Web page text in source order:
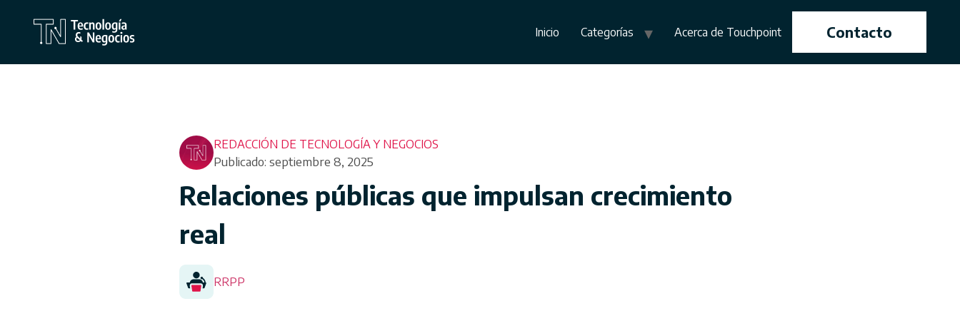
Inicio Categorías Acerca de Touchpoint Contacto
REDACCIÓN DE TECNOLOGÍA Y NEGOCIOS
Publicado: septiembre 8, 2025
Relaciones públicas que impulsan crecimiento
real
RRPP